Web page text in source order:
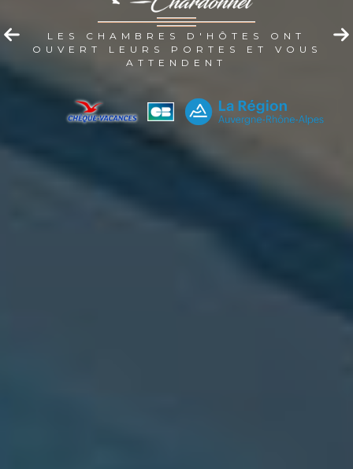
LES CHAMBRES D'HÔTES ONT
OUVERT LEURS PORTES ET VOUS
ATTENDENT